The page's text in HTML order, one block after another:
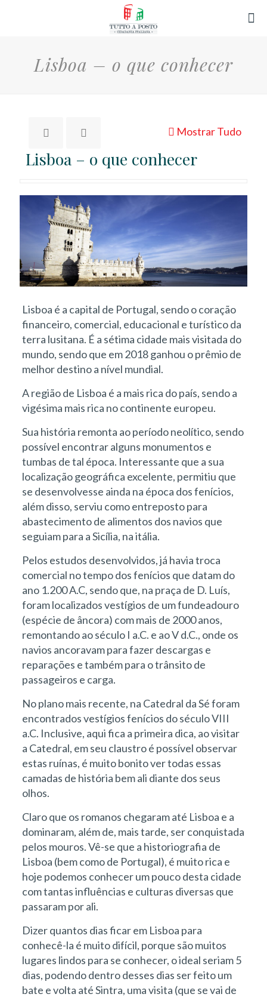
Lisboa – o que conhecer
Mostrar Tudo
Lisboa – o que conhecer
Lisboa é a capital de Portugal, sendo o coração
financeiro, comercial, educacional e turístico da
terra lusitana. É a sétima cidade mais visitada do
mundo, sendo que em 2018 ganhou o prêmio de
melhor destino a nível mundial.
A região de Lisboa é a mais rica do país, sendo a
vigésima mais rica no continente europeu.
Sua história remonta ao período neolítico, sendo
possível encontrar alguns monumentos e
tumbas de tal época. Interessante que a sua
localização geográfica excelente, permitiu que
se desenvolvesse ainda na época dos fenícios,
além disso, serviu como entreposto para
abastecimento de alimentos dos navios que
seguiam para a Sicília, na itália.
Pelos estudos desenvolvidos, já havia troca
comercial no tempo dos fenícios que datam do
ano 1.200 A.C, sendo que, na praça de D. Luís,
foram localizados vestígios de um fundeadouro
(espécie de âncora) com mais de 2000 anos,
remontando ao século I a.C. e ao V d.C., onde os
navios ancoravam para fazer descargas e
reparações e também para o trânsito de
passageiros e carga.
No plano mais recente, na Catedral da Sé foram
encontrados vestígios fenícios do século VIII
a.C. Inclusive, aqui fica a primeira dica, ao visitar
a Catedral, em seu claustro é possível observar
estas ruínas, é muito bonito ver todas essas
camadas de história bem ali diante dos seus
olhos.
Claro que os romanos chegaram até Lisboa e a
dominaram, além de, mais tarde, ser conquistada
pelos mouros. Vê-se que a historiografia de
Lisboa (bem como de Portugal), é muito rica e
hoje podemos conhecer um pouco desta cidade
com tantas influências e culturas diversas que
passaram por ali.
Dizer quantos dias ficar em Lisboa para
conhecê-la é muito difícil, porque são muitos
lugares lindos para se conhecer, o ideal seriam 5
dias, podendo dentro desses dias ser feito um
bate e volta até Sintra, uma visita (que se vai de